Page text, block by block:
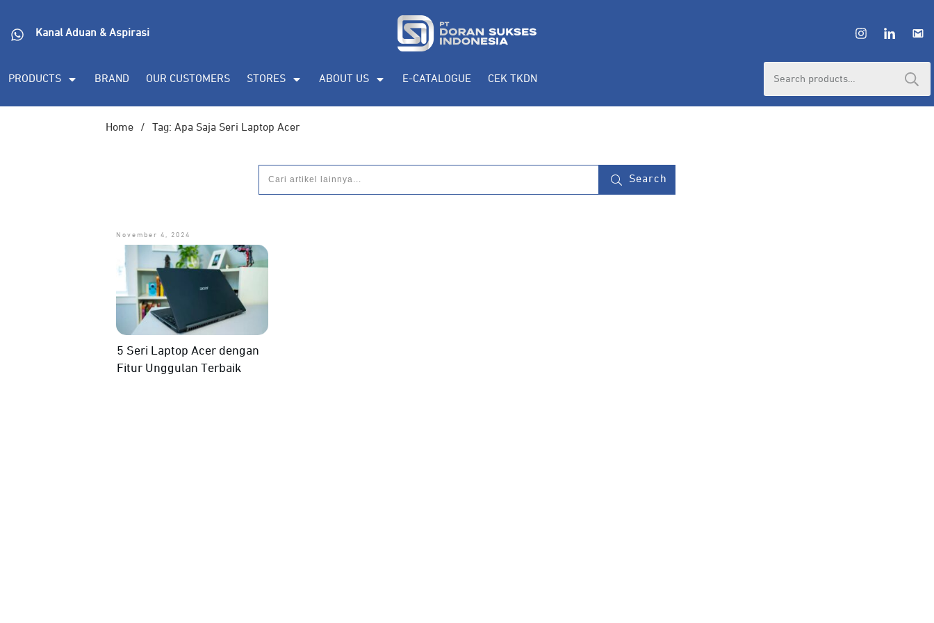
Kanal Aduan & Aspirasi
PRODUCTS BRAND OUR CUSTOMERS STORES ABOUT US E-CATALOGUE CEK TKDN
Home / Tag: Apa Saja Seri Laptop Acer
Search
November 4, 2024
5 Seri Laptop Acer dengan
Fitur Unggulan Terbaik